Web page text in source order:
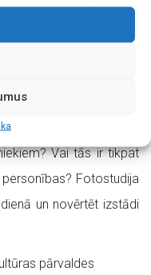
tika pieaicināti
Jaunzems, Varis Sants
darbu un izvēlējās
fotogrāfijas.
vai varam spriest par
Vai tās ir tikpat
Fotostudija
un novērtēt izstādi
pārvaldes